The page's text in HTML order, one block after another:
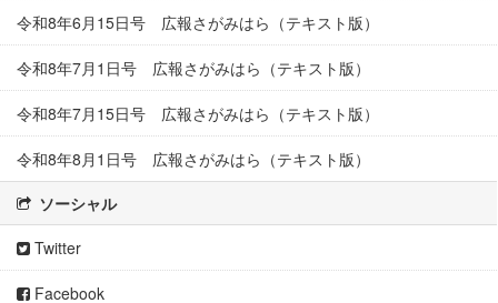
令和8年6月15日号 広報さがみはら（テキスト版）
令和8年7月1日号 広報さがみはら（テキスト版）
令和8年7月15日号 広報さがみはら（テキスト版）
令和8年8月1日号 広報さがみはら（テキスト版）
ソーシャル
Twitter
Facebook